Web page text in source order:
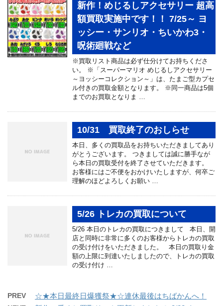
新作！めじるしアクセサリー 超高
額買取実施中です！！ 7/25～ ヨ
ッシー・サンリオ・ちいかわ3・
呪術廻戦など
※買取リスト商品は必ず仕分けてお持ちくださ
い。 ※「スーパーマリオ めじるしアクセサリー
～ヨッシーコレクション～」は、たまご型カプセ
ル付きの買取金額となります。 ※同一商品は5個
までのお買取となりま …
10/31 買取終了のおしらせ
本日、多くの買取品をお持ちいただきましてあり
がとうございます。 つきましては誠に勝手なが
ら本日の買取受付を終了させていただきます。
お客様にはご不便をおかけいたしますが、何卒ご
理解のほどよろしくお願い …
5/26 トレカの買取について
5/26 本日のトレカの買取につきまして 本日、開
店と同時に非常に多くのお客様からトレカの買取
の受け付けをいただきました。 本日の買取り金
額の上限に到達いたしましたので、トレカの買取
の受け付け …
PREV ☆★本日最終日爆獲祭★☆連休最後はちばかんへ！